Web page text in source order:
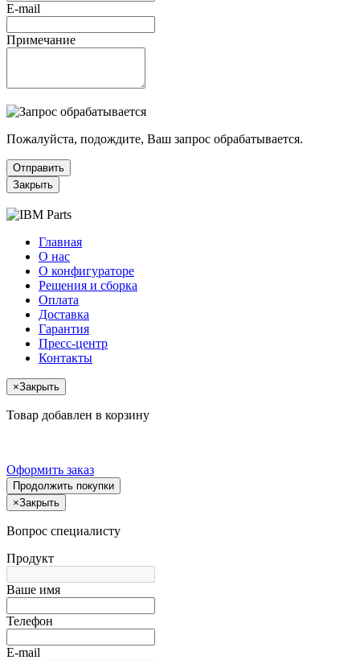
E-mail
Примечание
Пожалуйста, подождите, Ваш запрос обрабатывается.
Отправить
Закрыть
Главная
О нас
О конфигураторе
Решения и сборка
Оплата
Доставка
Гарантия
Пресс-центр
Контакты
×Закрыть
Товар добавлен в корзину
Оформить заказ
Продолжить покупки
×Закрыть
Вопрос специалисту
Продукт
Ваше имя
Телефон
E-mail